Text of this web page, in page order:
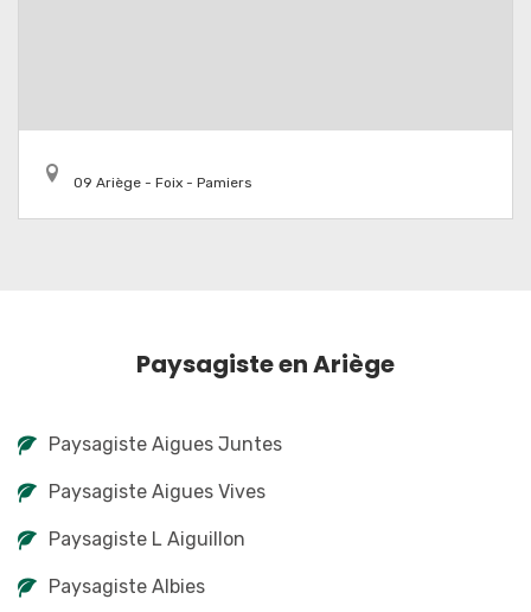
09 Ariège - Foix - Pamiers
Paysagiste en Ariège
Paysagiste Aigues Juntes
Paysagiste Aigues Vives
Paysagiste L Aiguillon
Paysagiste Albies